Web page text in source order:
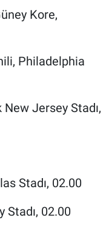
Kore,
Philadelphia
Jersey Stadı,
Stadı, 02.00
Stadı, 02.00